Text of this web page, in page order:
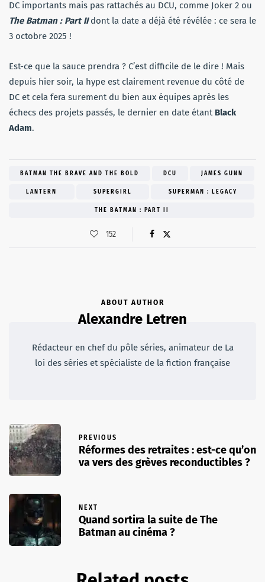
DC importants mais pas rattachés au DCU, comme Joker 2 ou
The Batman : Part IIdont la date a déjà été révélée : ce sera le
3 octobre 2025 !
Est-ce que la sauce prendra ? C’est difficile de le dire ! Mais
depuis hier soir, la hype est clairement revenue du côté de
DC et cela fera surement du bien aux équipes après les
échecs des projets passés, le dernier en date étant Black
Adam.
BATMAN THE BRAVE AND THE BOLD DCU JAMES GUNN
LANTERN SUPERGIRL SUPERMAN : LEGACY
THE BATMAN : PART II
152
ABOUT AUTHOR
Alexandre Letren
Rédacteur en chef du pôle séries, animateur de La
loi des séries et spécialiste de la fiction française
PREVIOUS
Réformes des retraites : est-ce qu’on
va vers des grèves reconductibles ?
NEXT
Quand sortira la suite de The
Batman au cinéma ?